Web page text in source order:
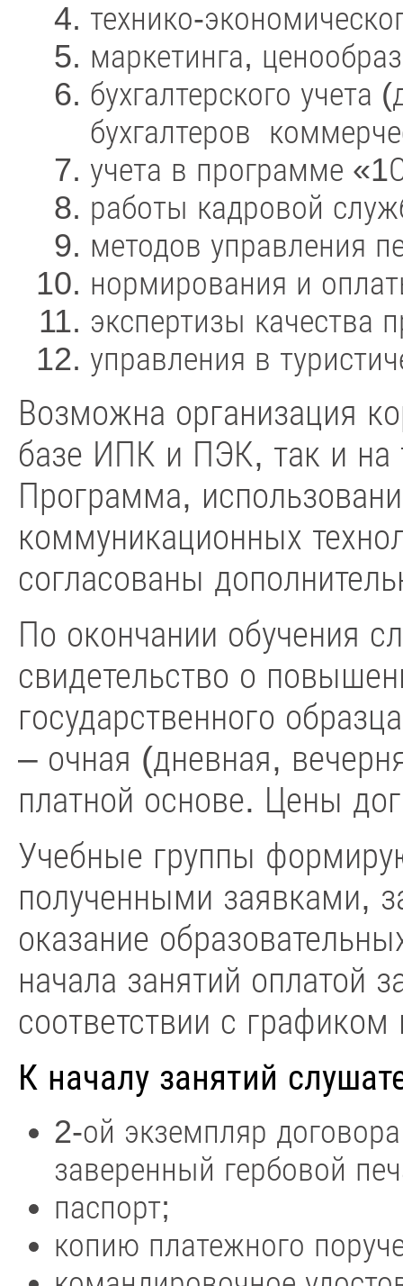
технико-
маркетинга,
бухгалтерского учета
бухгалтеров
учета в программе
работы кадровой
методов управления
нормирования и
экспертизы качества
управления в
Возможна организация
базе ИПК и ПЭК, так и на
Программа,
коммуникационных
согласованы
По окончании обучения
свидетельство о
государственного
– очная (дневная,
платной основе. Цены
Учебные группы
полученными заявками,
оказание
начала занятий оплатой
соответствии с
К началу занятий
2-ой экземпляр
заверенный гербовой
паспорт;
копию платежного